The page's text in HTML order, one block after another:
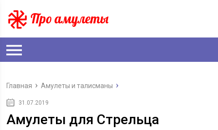
Главная Амулеты и талисманы
31.07.2019
Амулеты для Стрельца